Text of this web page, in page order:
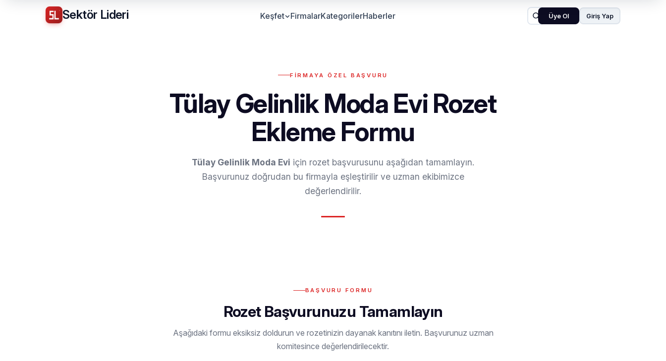
Sektör Lideri Keşfet FirmalarKategorilerHaberler Üye Ol Giriş Yap
FIRMAYA ÖZEL BAŞVURU
Tülay Gelinlik Moda Evi Rozet
Ekleme Formu
Tülay Gelinlik Moda Evi için rozet başvurusunu aşağıdan tamamlayın.
Başvurunuz doğrudan bu firmayla eşleştirilir ve uzman ekibimizce
değerlendirilir.
BAŞVURU FORMU
Rozet Başvurunuzu Tamamlayın
Aşağıdaki formu eksiksiz doldurun ve rozetinizin dayanak kanıtını iletin. Başvurunuz uzman
komitesince değerlendirilecektir.